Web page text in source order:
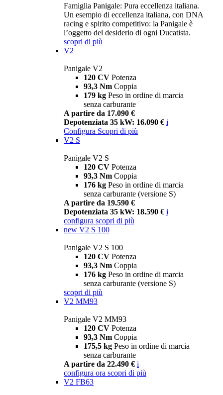
Famiglia Panigale: Pura eccellenza italiana.
Un esempio di eccellenza italiana, con DNA
racing e spirito competitivo: la Panigale è
l’oggetto del desiderio di ogni Ducatista.
scopri di più
V2
Panigale V2
120 CV Potenza
93,3 Nm Coppia
179 kg Peso in ordine di marcia
senza carburante
A partire da 17.090 €
Depotenziata 35 kW: 16.090 € i
Configura Scopri di più
V2 S
Panigale V2 S
120 CV Potenza
93,3 Nm Coppia
176 kg Peso in ordine di marcia
senza carburante (versione S)
A partire da 19.590 €
Depotenziata 35 kW: 18.590 € i
configura scopri di più
new V2 S 100
Panigale V2 S 100
120 CV Potenza
93,3 Nm Coppia
176 kg Peso in ordine di marcia
senza carburante (versione S)
scopri di più
V2 MM93
Panigale V2 MM93
120 CV Potenza
93,3 Nm Coppia
175,5 kg Peso in ordine di marcia
senza carburante
A partire da 22.490 € i
configura ora scopri di più
V2 FB63